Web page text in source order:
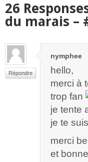
26
du marais –
Répondre
nymphee
hello,
merci à
trop fan
je tente
je te
merci
et